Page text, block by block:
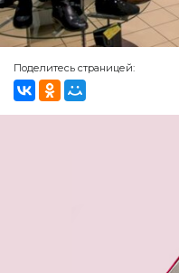
Поделитесь страницей: